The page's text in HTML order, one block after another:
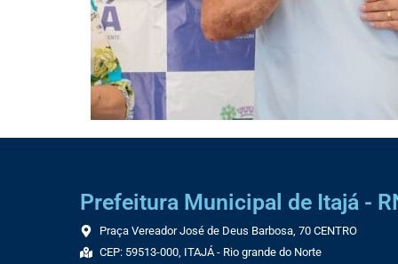
Prefeitura Municipal de Itajá -
Praça Vereador José de Deus Barbosa, 70 CENTRO
CEP: 59513-000, ITAJÁ - Rio grande do Norte